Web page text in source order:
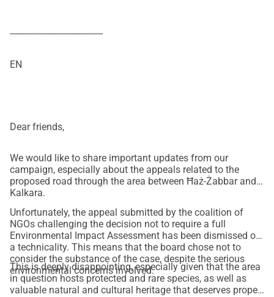
some basic care, the trail could be transformed into a
something that would improve the health, environment, and
Follow us on Facebook to stay up-to-date on this
campaign.
--------------------------------------
EN
Dear friends,
We would like to share important updates from our
campaign, especially about the appeals related to the
proposed road through the area between Ħaż-Żabbar and
Kalkara.
Unfortunately, the appeal submitted by the coalition of
NGOs challenging the decision not to require a full
Environmental Impact Assessment has been dismissed on
a technicality. This means that the board chose not to
consider the substance of the case, despite the serious
environmental concerns involved.
This is deeply disappointing, especially given that the area
in question hosts protected and rare species, as well as
valuable natural and cultural heritage that deserves proper